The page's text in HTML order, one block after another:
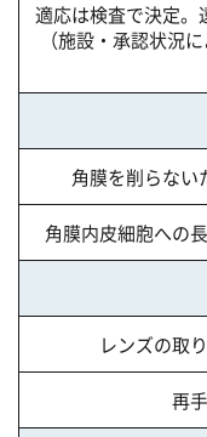
適応は検査で決定。
（施設・承認状況
角膜を削らない
角膜内皮細胞への
レンズの取
再